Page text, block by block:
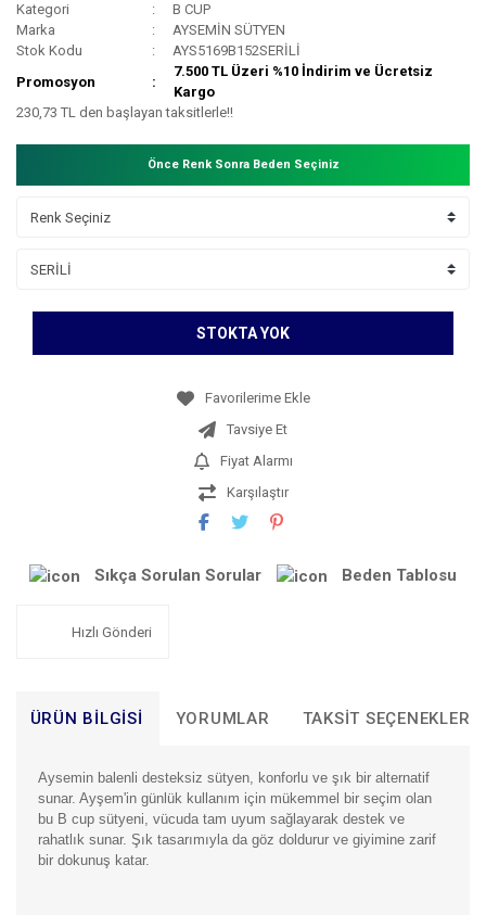
Kategori
B CUP
Marka
AYSEMİN SÜTYEN
Stok Kodu
AYS5169B152SERİLİ
Promosyon
7.500 TL Üzeri %10 İndirim ve Ücretsiz
Kargo
230,73 TL den başlayan taksitlerle!!
Önce Renk Sonra Beden Seçiniz
STOKTA YOK
Tavsiye Et
Fiyat Alarmı
Karşılaştır
Sıkça Sorulan Sorular Beden Tablosu
Hızlı Gönderi
ÜRÜN BILGISI YORUMLAR TAKSIT SEÇENEKLERI
Aysemin balenli desteksiz sütyen, konforlu ve şık bir alternatif
sunar. Ayşem'in günlük kullanım için mükemmel bir seçim olan
bu B cup sütyeni, vücuda tam uyum sağlayarak destek ve
rahatlık sunar. Şık tasarımıyla da göz doldurur ve giyimine zarif
bir dokunuş katar.